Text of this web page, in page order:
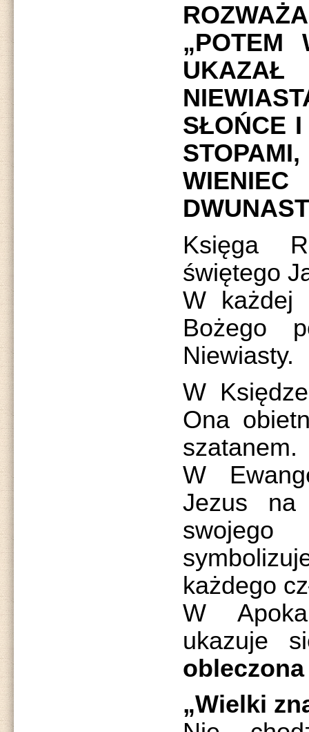
„POTEM
SŁOŃCE
Księga
świętego
W każdej
Bożego
Niewiasty.
W
Ona
szatanem.
W
Jezus na
każdego
W
ukazuje
obleczona
„Wielki